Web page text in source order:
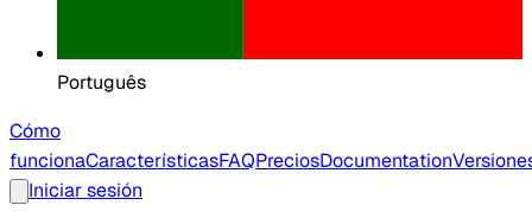
Português
Cómo
funcionaCaracterísticasFAQPreciosDocumentation
Iniciar sesión